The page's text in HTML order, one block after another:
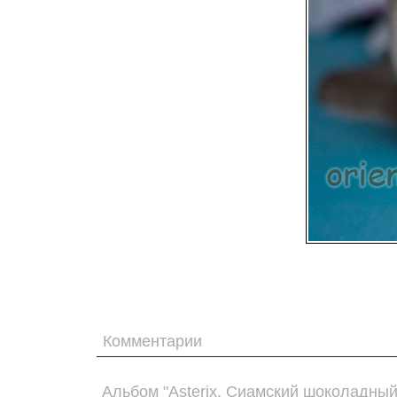
Комментарии
Альбом "Asterix. Сиамский